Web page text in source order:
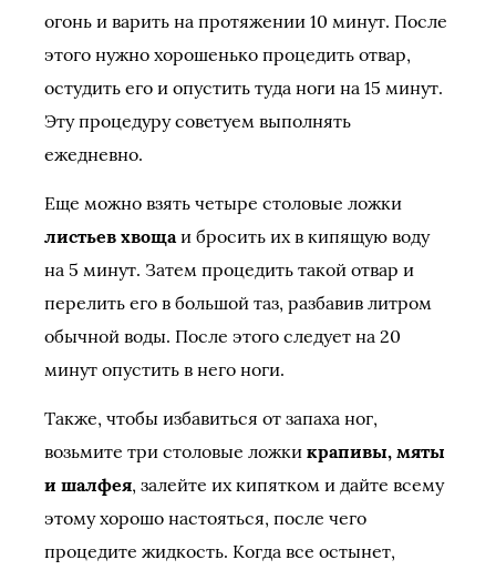
огонь и варить на протяжении 10 минут. После
этого нужно хорошенько процедить отвар,
остудить его и опустить туда ноги на 15 минут.
Эту процедуру советуем выполнять
ежедневно.
Еще можно взять четыре столовые ложки
листьев хвощаи бросить их в кипящую воду
на 5 минут. Затем процедить такой отвар и
перелить его в большой таз, разбавив литром
обычной воды. После этого следует на 20
минут опустить в него ноги.
Также, чтобы избавиться от запаха ног,
возьмите три столовые ложки крапивы, мяты
и шалфея, залейте их кипятком и дайте всему
этому хорошо настояться, после чего
процедите жидкость. Когда все остынет,